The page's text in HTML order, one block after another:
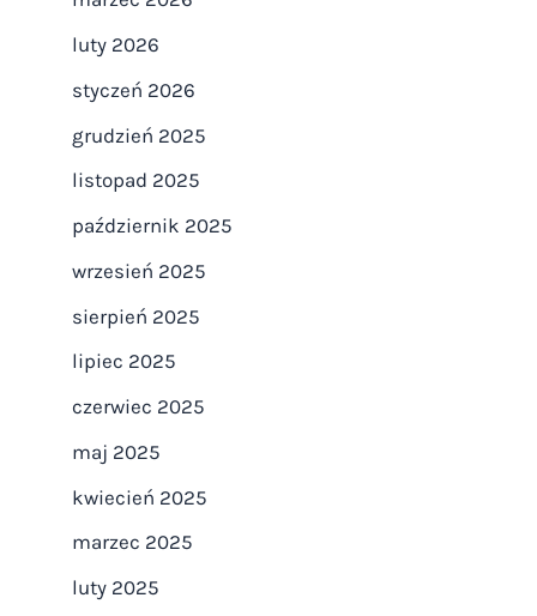
luty 2026
styczeń 2026
grudzień 2025
listopad 2025
październik 2025
wrzesień 2025
sierpień 2025
lipiec 2025
czerwiec 2025
maj 2025
kwiecień 2025
marzec 2025
luty 2025